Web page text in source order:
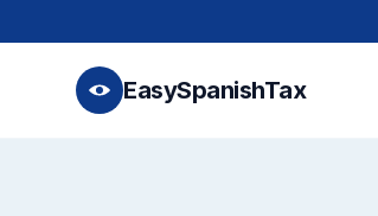
EasySpanishTax